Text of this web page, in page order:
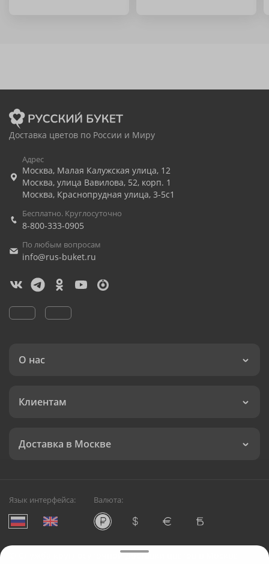
Доставка цветов по России и Миру
Адрес
Москва, Малая Калужская улица, 12
Москва, улица Вавилова, 52, корп. 1
Москва, Краснопрудная улица, 3-5с1
Бесплатно. Круглосуточно
8-800-333-0905
По любым вопросам
info@rus-buket.ru
О нас
Клиентам
Доставка в Москве
Язык интерфейса: Валюта:
Служба круглосуточной доставки цветов в Москве